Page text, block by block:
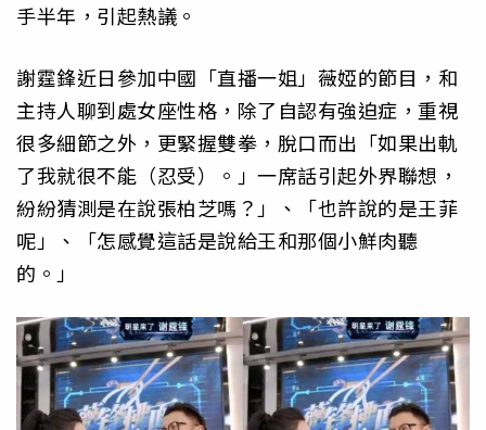
手半年，引起熱議。
謝霆鋒近日參加中國「直播一姐」薇婭的節目，和
主持人聊到處女座性格，除了自認有強迫症，重視
很多細節之外，更緊握雙拳，脫口而出「如果出軌
了我就很不能（忍受）。」一席話引起外界聯想，
紛紛猜測是在說張柏芝嗎？」、「也許說的是王菲
呢」、「怎感覺這話是說給王和那個小鮮肉聽
的。」